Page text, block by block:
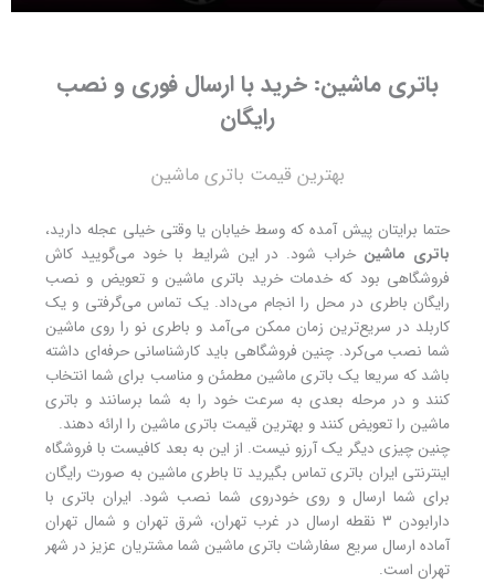
باتری ماشین: خرید با ارسال فوری و نصب
رایگان
بهترین قیمت باتری ماشین
حتما برایتان پیش آمده که وسط خیابان یا وقتی خیلی عجله دارید،
باتری ماشین خراب شود. در این شرایط با خود می‌گویید کاش
فروشگاهی بود که خدمات خرید باتری ماشین و تعویض و نصب
رایگان باطری در محل را انجام می‌داد. یک تماس می‌گرفتی و یک
کاربلد در سریع‌ترین زمان ممکن می‌آمد و باطری نو را روی ماشین
شما نصب می‌کرد. چنین فروشگاهی باید کارشناسانی حرفه‌ای داشته
باشد که سریعا یک باتری ماشین مطمئن و مناسب برای شما انتخاب
کنند و در مرحله بعدی به سرعت خود را به شما برسانند و باتری
ماشین را تعویض کنند و بهترین قیمت باتری ماشین را ارائه دهند.
چنین چیزی دیگر یک آرزو نیست. از این به بعد کافیست با فروشگاه
اینترنتی ایران باتری تماس بگیرید تا باطری ماشین به صورت رایگان
برای شما ارسال و روی خودروی شما نصب شود. ایران باتری با
دارابودن ۳ نقطه ارسال در غرب تهران، شرق تهران و شمال تهران
آماده ارسال سریع سفارشات باتری ماشین شما مشتریان عزیز در شهر
تهران است.